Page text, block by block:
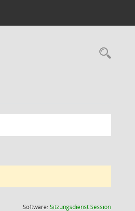
Software:SitzungsdienstSession(Wird in